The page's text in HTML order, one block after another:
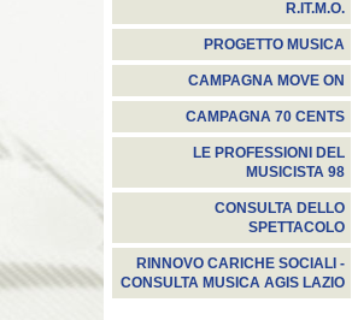
R.IT.M.O.
PROGETTO MUSICA
CAMPAGNA MOVE ON
CAMPAGNA 70 CENTS
LE PROFESSIONI DEL
MUSICISTA 98
CONSULTA DELLO
SPETTACOLO
RINNOVO CARICHE SOCIALI -
CONSULTA MUSICA AGIS LAZIO